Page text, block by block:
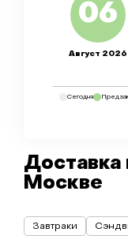
06
Август 2026
Сегодня
Доставка
Москве
Завтраки